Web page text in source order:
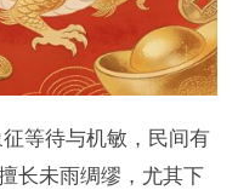
等待与机敏，民间有
长未雨绸缪，尤其下